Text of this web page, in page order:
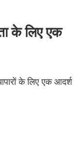
के लिए एक
के लिए एक आदर्श